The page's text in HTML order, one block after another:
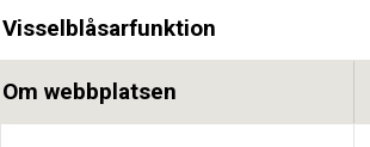
Visselblåsarfunktion
Om webbplatsen